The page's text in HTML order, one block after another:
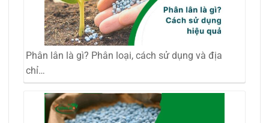
Phân lân là gì? Phân loại, cách sử dụng và địa
chỉ…